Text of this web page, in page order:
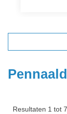
Resultaten 1 tot